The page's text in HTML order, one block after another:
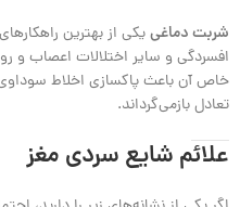
شربت دماغییکی از بهترین
افسردگی و سایر اختلالات اعصاب و
خاص آن باعث پاکسازی اخلاط
تعادل بازمی‌گرداند.
علائم شایع سردی مغز